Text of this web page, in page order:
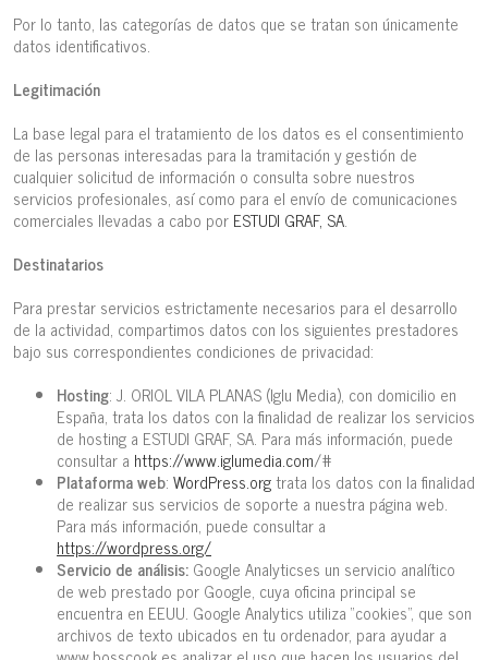
Por lo tanto, las categorías de datos que se tratan son únicamente
datos identificativos.
Legitimación
La base legal para el tratamiento de los datos es el consentimiento
de las personas interesadas para la tramitación y gestión de
cualquier solicitud de información o consulta sobre nuestros
servicios profesionales, así como para el envío de comunicaciones
comerciales llevadas a cabo por ESTUDI GRAF, SA.
Destinatarios
Para prestar servicios estrictamente necesarios para el desarrollo
de la actividad, compartimos datos con los siguientes prestadores
bajo sus correspondientes condiciones de privacidad:
Hosting: J. ORIOL VILA PLANAS (Iglu Media), con domicilio en
España, trata los datos con la finalidad de realizar los servicios
de hosting a ESTUDI GRAF, SA. Para más información, puede
consultar a https://www.iglumedia.com/#
Plataforma web: WordPress.orgtrata los datos con la finalidad
de realizar sus servicios de soporte a nuestra página web.
Para más información, puede consultar a
https://wordpress.org/
Servicio de análisis: Google Analyticses un servicio analítico
de web prestado por Google, cuya oficina principal se
encuentra en EEUU. Google Analytics utiliza “cookies”, que son
archivos de texto ubicados en tu ordenador, para ayudar a